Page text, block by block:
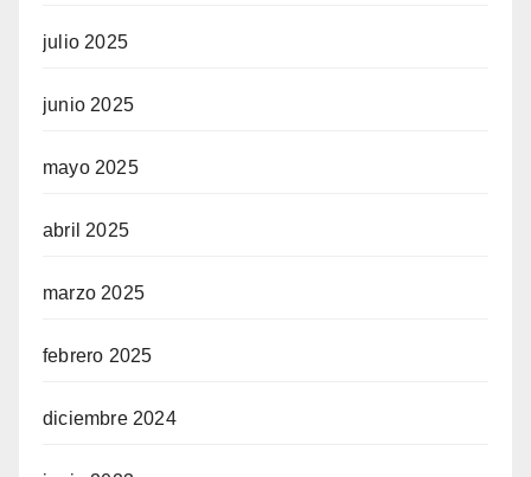
julio 2025
junio 2025
mayo 2025
abril 2025
marzo 2025
febrero 2025
diciembre 2024